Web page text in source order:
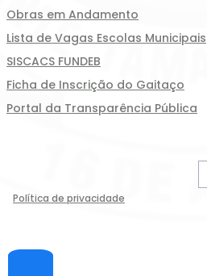
Obras em Andamento
Lista de Vagas Escolas Municipais
SISCACS FUNDEB
Ficha de Inscrição do Gaitaço
Portal da Transparência Pública
Política de privacidade